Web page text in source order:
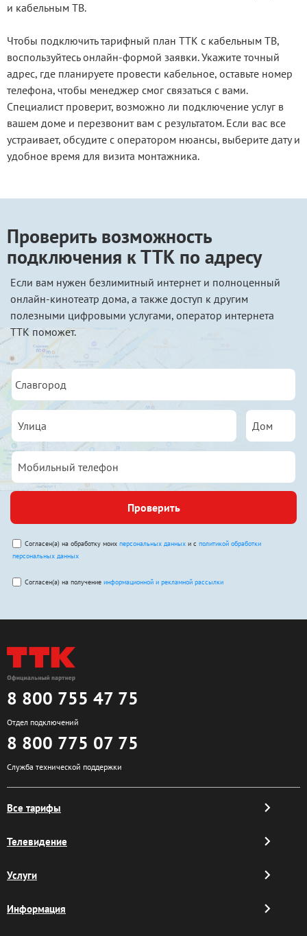
и кабельным ТВ.
Чтобы подключить тарифный план ТТК с кабельным ТВ,
воспользуйтесь онлайн-формой заявки. Укажите точный
адрес, где планируете провести кабельное, оставьте номер
телефона, чтобы менеджер смог связаться с вами.
Специалист проверит, возможно ли подключение услуг в
вашем доме и перезвонит вам с результатом. Если вас все
устраивает, обсудите с оператором нюансы, выберите дату и
удобное время для визита монтажника.
Проверить возможность
подключения к ТТК по адресу
Если вам нужен безлимитный интернет и полноценный
онлайн-кинотеатр дома, а также доступ к другим
полезными цифровыми услугами, оператор интернета
ТТК поможет.
Проверить
Согласен(а) на обработку моих персональных данных и с политикой обработки
персональных данных
Согласен(а) на получение информационной и рекламной рассылки
8 800 755 47 75
Отдел подключений
8 800 775 07 75
Служба технической поддержки
Все тарифы
Телевидение
Услуги
Информация